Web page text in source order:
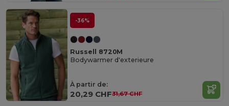
-36%
Russell 8720M
Bodywarmer d'exterieure
À partir de:
20,29 CHF31,67 CHF